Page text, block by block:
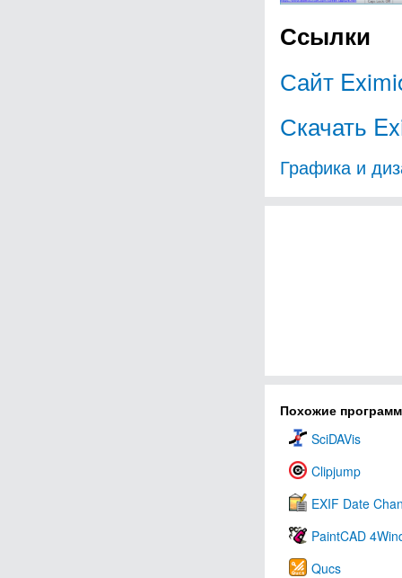
Ссылки
Сайт
Скачать
Графика и
Похожие
SciDAVis
Clipjump
EXIF Date
PaintCAD
Qucs